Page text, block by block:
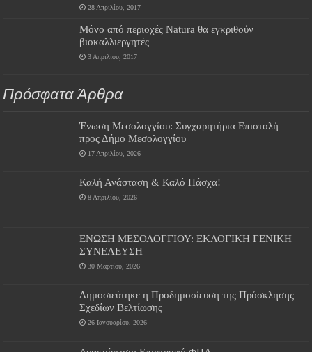
28 Απριλίου, 2017
Μόνο από περιοχές Natura θα εγκριθούν
βιοκαλλιεργητές
3 Απριλίου, 2017
Πρόσφατα Άρθρα
Ένωση Μεσολογγίου: Συγχαρητήρια Επιστολή
προς Δήμο Μεσολογγίου
17 Απριλίου, 2026
Καλή Ανάσταση & Καλό Πάσχα!
8 Απριλίου, 2026
ΕΝΩΣΗ ΜΕΣΟΛΟΓΓΙΟΥ: ΕΚΛΟΓΙΚΗ ΓΕΝΙΚΗ
ΣΥΝΕΛΕΥΣΗ
30 Μαρτίου, 2026
Δημοσιεύτηκε η Προδημοσίευση της Πρόσκλησης
Σχεδίων Βελτίωσης
26 Ιανουαρίου, 2026